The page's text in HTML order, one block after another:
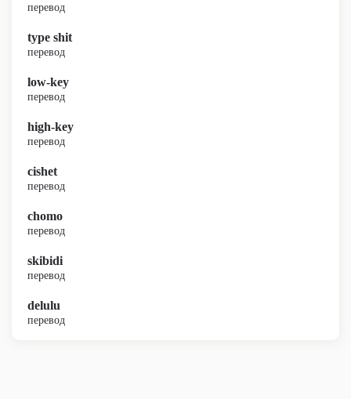
перевод
type shit
перевод
low-key
перевод
high-key
перевод
cishet
перевод
chomo
перевод
skibidi
перевод
delulu
перевод